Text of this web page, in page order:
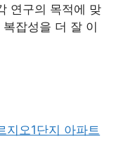
연구의 목적에 맞
잡성을 더 잘 이
지오1단지 아파트